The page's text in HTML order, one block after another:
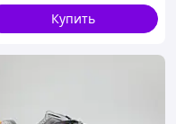
Купить